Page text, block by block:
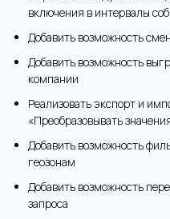
включения в интервалы
Добавить возможность
Добавить возможность
компании
Реализовать экспорт и
«Преобразовывать
Добавить возможность
геозонам
Добавить возможность
запроса